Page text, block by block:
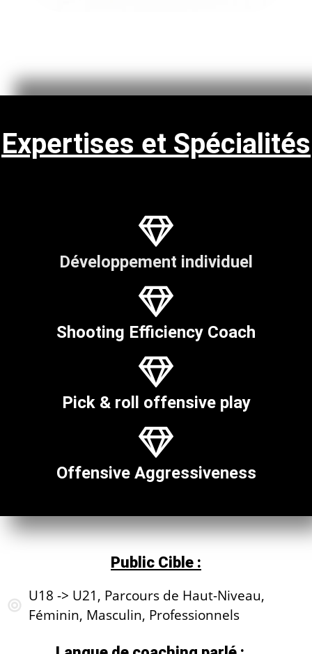
Expertises et Spécialités
Développement individuel
Shooting Efficiency Coach
Pick & roll offensive play
Offensive Aggressiveness
Public Cible :
U18 -> U21, Parcours de Haut-Niveau,
Féminin, Masculin, Professionnels